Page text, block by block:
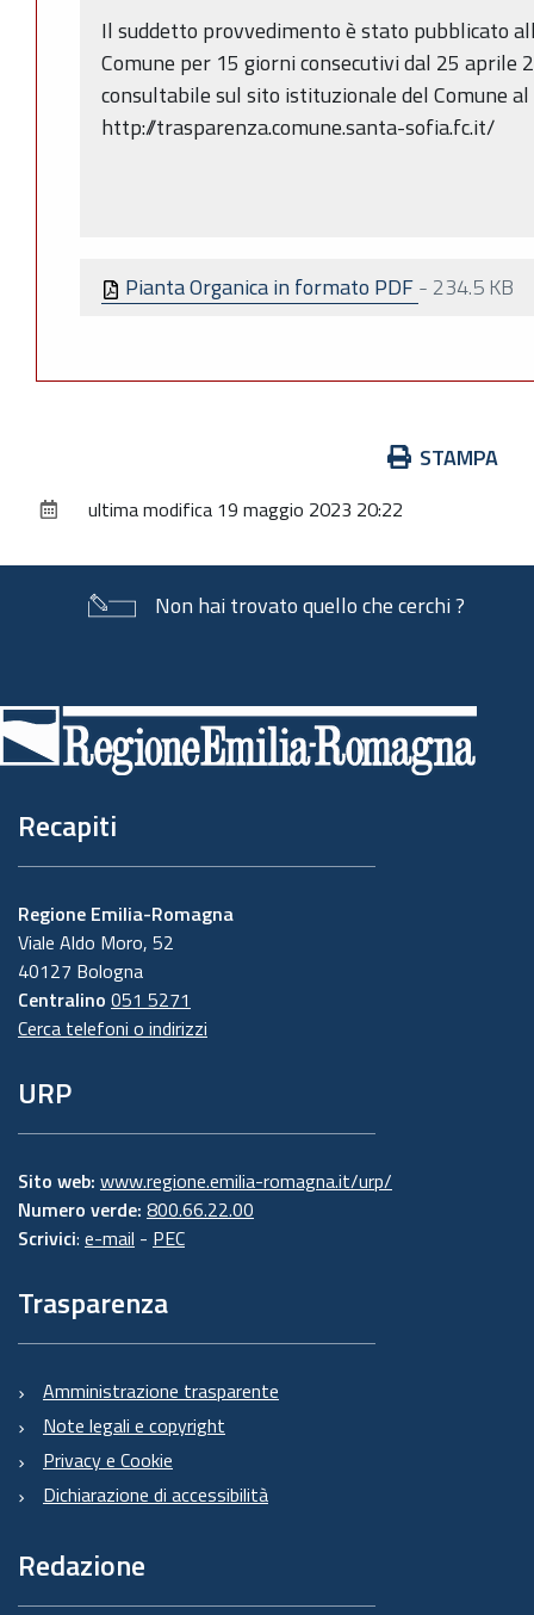
Il suddetto provvedimento è stato pubblicato
Comune per 15 giorni consecutivi dal 25 aprile
consultabile sul sito istituzionale del Comune
http://trasparenza.comune.santa-sofia.fc.it/
Pianta Organica in formato PDF- 234.5 KB
documento
STAMPA
ultima modifica 19 maggio 2023 20:22
Non hai trovato quello che cerchi ?
di
pagina
Recapiti
Regione Emilia-Romagna
Viale Aldo Moro, 52
40127 Bologna
Centralino 051 5271
Cerca telefoni o indirizzi
URP
Sito web: www.regione.emilia-romagna.it/urp/
Numero verde: 800.66.22.00
Scrivici: e-mail - PEC
Trasparenza
Amministrazione trasparente
Note legali e copyright
Privacy e Cookie
Dichiarazione di accessibilità
Redazione